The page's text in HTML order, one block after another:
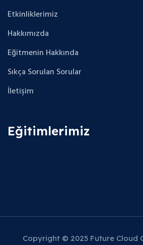
Etkinliklerimiz
Hakkımızda
Eğitmenin Hakkında
Sıkça Sorulan Sorular
İletişim
Eğitimlerimiz
Copyright © 2025 Future Cloud